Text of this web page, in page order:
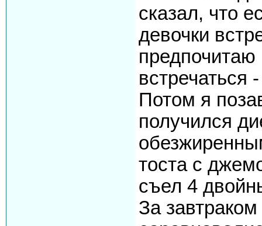
сказал, что
девочки
предпочитаю
встречаться
Потом я
получился
тоста с
съел 4
За